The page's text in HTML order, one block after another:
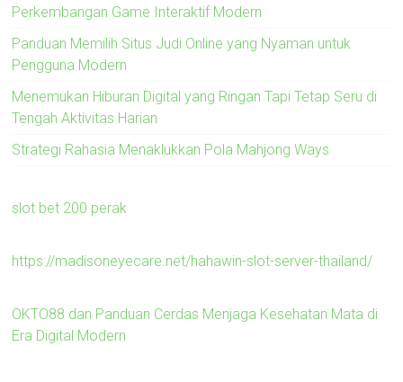
Perkembangan Game Interaktif Modern
Panduan Memilih Situs Judi Online yang Nyaman untuk
Pengguna Modern
Menemukan Hiburan Digital yang Ringan Tapi Tetap Seru di
Tengah Aktivitas Harian
Strategi Rahasia Menaklukkan Pola Mahjong Ways
slot bet 200 perak
https://madisoneyecare.net/hahawin-slot-server-thailand/
OKTO88 dan Panduan Cerdas Menjaga Kesehatan Mata di
Era Digital Modern